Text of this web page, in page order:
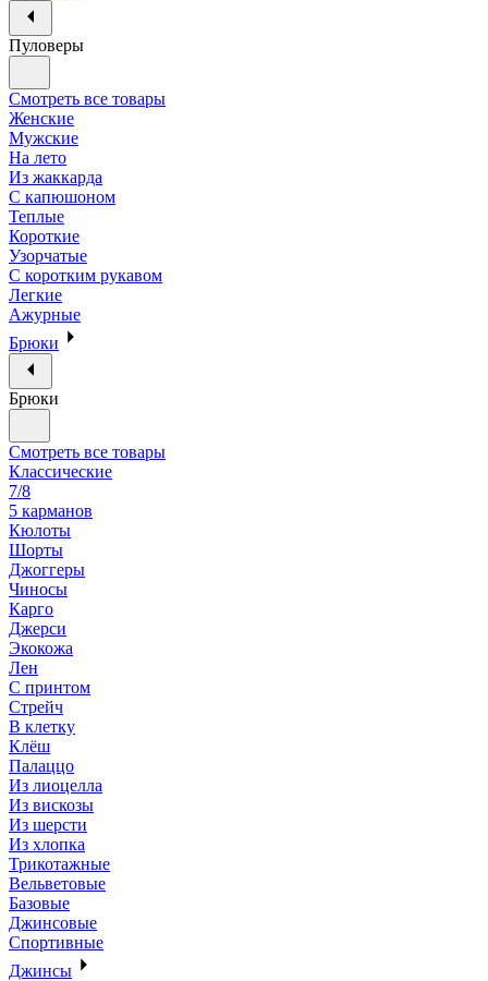
Пуловеры
Смотреть все товары
Женские
Мужские
На лето
Из жаккарда
С капюшоном
Теплые
Короткие
Узорчатые
С коротким рукавом
Легкие
Ажурные
Брюки
Брюки
Смотреть все товары
Классические
7/8
5 карманов
Кюлоты
Шорты
Джоггеры
Чиносы
Карго
Джерси
Экокожа
Лен
С принтом
Стрейч
В клетку
Клёш
Палаццо
Из лиоцелла
Из вискозы
Из шерсти
Из хлопка
Трикотажные
Вельветовые
Базовые
Джинсовые
Спортивные
Джинсы